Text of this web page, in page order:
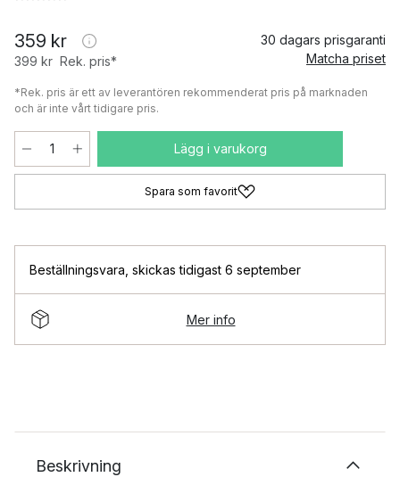
359 kr
399 kr Rek. pris*
30 dagars prisgaranti
Matcha priset
*Rek. pris är ett av leverantören rekommenderat pris på marknaden
och är inte vårt tidigare pris.
Lägg i varukorg
Spara som favorit
Beställningsvara skickas tidigast 6 september
Mer info
Beskrivning